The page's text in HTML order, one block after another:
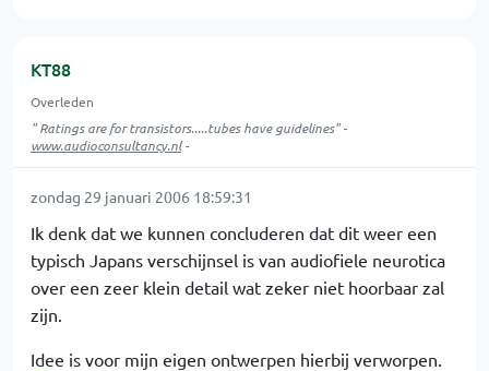
KT88
Overleden
" Ratings are for transistors.....tubes have guidelines" -
www.audioconsultancy.nl-
zondag 29 januari 2006 18:59:31
Ik denk dat we kunnen concluderen dat dit weer een
typisch Japans verschijnsel is van audiofiele neurotica
over een zeer klein detail wat zeker niet hoorbaar zal
zijn.
Idee is voor mijn eigen ontwerpen hierbij verworpen.